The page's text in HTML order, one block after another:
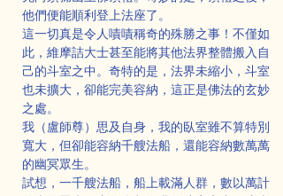
他們便能順利登上法座了。
這一切真是令人嘖嘖稱奇的殊勝之事！不僅如
此，維摩詰大士甚至能將其他法界整體搬入自
己的斗室之中。奇特的是，法界未縮小，斗室
也未擴大，卻能完美容納，這正是佛法的玄妙
之處。
我（盧師尊）思及自身，我的臥室雖不算特別
寬大，但卻能容納千艘法船，還能容納數萬萬
的幽冥眾生。
試想，一千艘法船，船上載滿人群，數以萬計